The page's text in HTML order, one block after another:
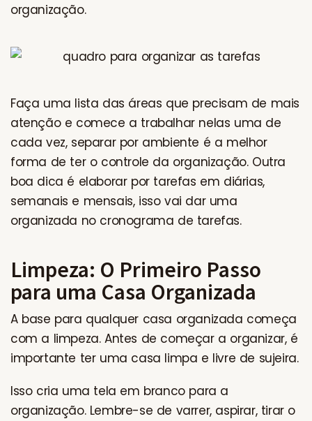
organização.
Faça uma lista das áreas que precisam de mais
atenção e comece a trabalhar nelas uma de
cada vez, separar por ambiente é a melhor
forma de ter o controle da organização. Outra
boa dica é elaborar por tarefas em diárias,
semanais e mensais, isso vai dar uma
organizada no cronograma de tarefas.
Limpeza: O Primeiro Passo
para uma Casa Organizada
A base para qualquer casa organizada começa
com a limpeza. Antes de começar a organizar, é
importante ter uma casa limpa e livre de sujeira.
Isso cria uma tela em branco para a
organização. Lembre-se de varrer, aspirar, tirar o